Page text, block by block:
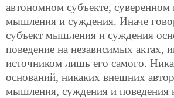
автономном субъекте, суверенном
мышления и суждения. Иначе
субъект мышления и суждения
поведение на независимых
источником лишь его самого.
оснований, никаких внешних
мышления, суждения и поведения